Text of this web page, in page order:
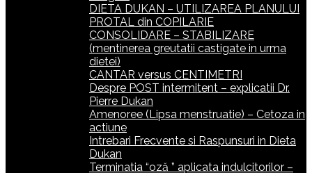
DIETA DUKAN – UTILIZAREA PLANULUI
PROTAL din COPILARIE
CONSOLIDARE – STABILIZARE
(mentinerea greutatii castigate in urma
dietei)
CANTAR versus CENTIMETRI
Despre POST intermitent – explicatii Dr.
Pierre Dukan
Amenoree (Lipsa menstruatie) – Cetoza in
actiune
Intrebari Frecvente si Raspunsuri in Dieta
Dukan
Terminatia “oză ” aplicata indulcitorilor –